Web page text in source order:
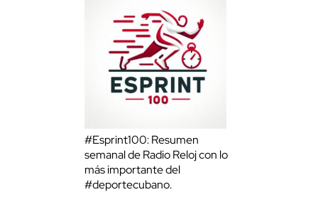
#Esprint100: Resumen
semanal de Radio Reloj con lo
más importante del
#deportecubano.